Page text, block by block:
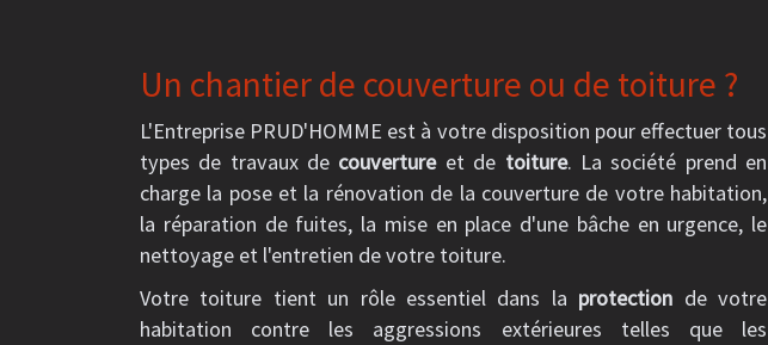
Un chantier de couverture ou de toiture ?
L'Entreprise PRUD'HOMME est à votre disposition pour effectuer tous
types de travaux de couvertureet de toiture. La société prend en
charge la pose et la rénovation de la couverture de votre habitation,
la réparation de fuites, la mise en place d'une bâche en urgence, le
nettoyage et l'entretien de votre toiture.
Votre toiture tient un rôle essentiel dans la protection de votre
habitation contre les aggressions extérieures telles que les